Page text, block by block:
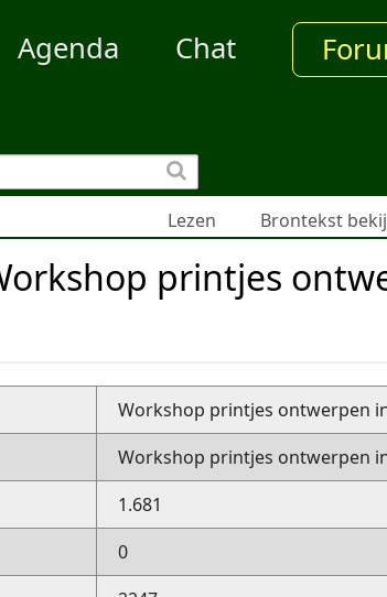
Agenda Chat
Lezen Brontekst
printjes
Workshop printjes ontwerpen
Workshop printjes ontwerpen
1.681
0